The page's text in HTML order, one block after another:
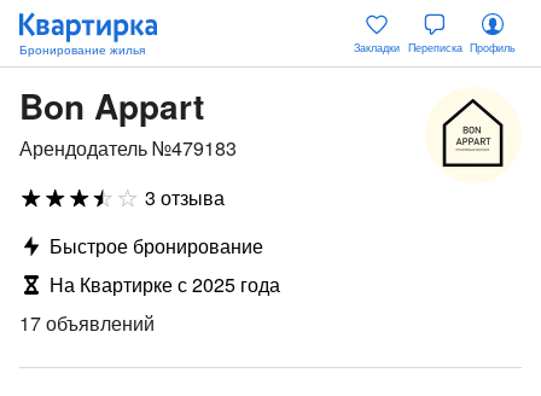
Закладки Переписка Профиль
Bon Appart
Арендодатель №479183
3 отзыва
Быстрое бронирование
На Квартирке с 2025 года
17 объявлений